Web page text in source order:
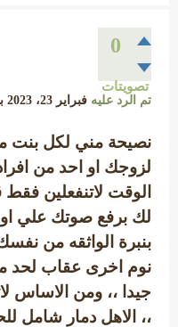
0
تصويتات
تم الرد عليه فبراير 23، 2023
نصيحة مني لكل بنت
لزوجك او احد من
الوقت لاتنفعلين
لك برفع صوتك علي
بنبرة الواثقه من
نوم اخرى عقاب لحد
جيدا ،، ومن الاساس
،، الاهل دمار شامل